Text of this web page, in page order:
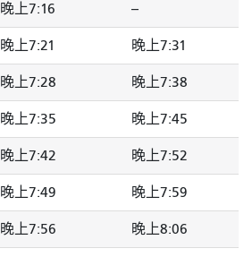
晚上7:16 --
晚上7:21 晚上7:31
晚上7:28 晚上7:38
晚上7:35 晚上7:45
晚上7:42 晚上7:52
晚上7:49 晚上7:59
晚上7:56 晚上8:06